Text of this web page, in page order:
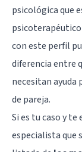
psicológica que
con este perfil
diferencia entre
necesitan ayuda
de pareja.
Si es tu caso y
especialista que